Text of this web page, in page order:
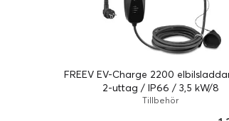
FREEV EV-Charge 2200
2-uttag / IP66 / 3,5 kW/8
Tillbehör